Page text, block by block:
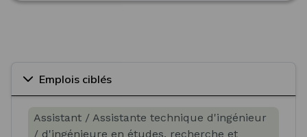
Emplois ciblés
Assistant / Assistante technique d'ingénieur
/ d'ingénieure en études, recherche et